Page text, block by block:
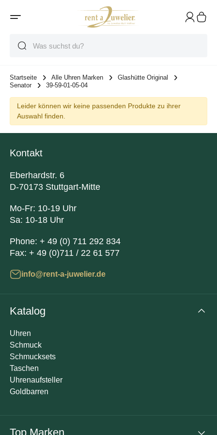
Startseite Alle Uhren Marken
Glashütte Original
Senator
39-59-01-05-04
Leider können wir keine passenden Produkte zu ihrer
Auswahl finden.
Kontakt
Eberhardstr. 6
D-70173 Stuttgart-Mitte
Mo-Fr: 10-19 Uhr
Sa: 10-18 Uhr
Phone: + 49 (0) 711 292 834
Fax: + 49 (0)711 / 22 61 577
info@rent-a-juwelier.de
Katalog
Uhren
Schmuck
Schmucksets
Taschen
Uhrenaufsteller
Goldbarren
Top Marken